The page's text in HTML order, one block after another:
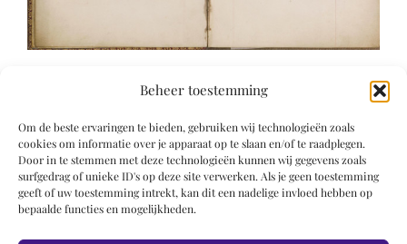
Beheer toestemming
Om de beste ervaringen te bieden, gebruiken wij technologieën zoals
cookies om informatie over je apparaat op te slaan en/of te raadplegen.
Door in te stemmen met deze technologieën kunnen wij gegevens zoals
surfgedrag of unieke ID's op deze site verwerken. Als je geen toestemming
geeft of uw toestemming intrekt, kan dit een nadelige invloed hebben op
bepaalde functies en mogelijkheden.
© 2019 Roel Wiechers | Powered byROCK Design